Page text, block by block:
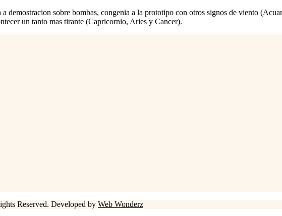
demostracion sobre bombas, congenia a la prototipo con otros signos de viento
un tanto mas tirante (Capricornio, Aries y Cancer).
Reserved. Developed by Web Wonderz